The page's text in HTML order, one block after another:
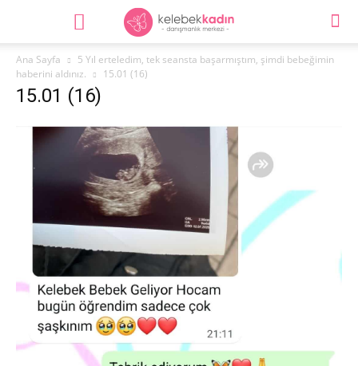
Ana Sayfa
5 Yıl erteledim, tek seansta başarmıştım, şimdi bebeğimin
haberini aldınız.
15.01 (16)
15.01 (16)